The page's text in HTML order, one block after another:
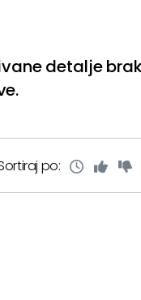
detalje
po: